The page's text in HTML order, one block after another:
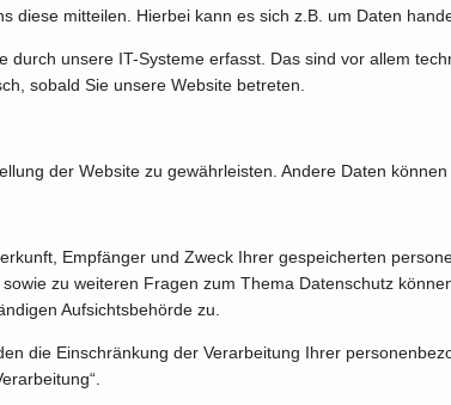
diese mitteilen. Hierbei kann es sich z.B. um Daten
unsere IT-Systeme erfasst. Das sind vor allem
sobald Sie unsere Website betreten.
der Website zu gewährleisten. Andere Daten
Empfänger und Zweck Ihrer gespeicherten
zu weiteren Fragen zum Thema Datenschutz
Aufsichtsbehörde zu.
die Einschränkung der Verarbeitung Ihrer